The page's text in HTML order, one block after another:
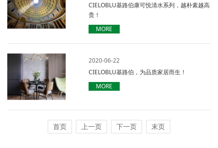
CIELOBLU基路伯康可悦清水系列，越朴素越高
贵！
MORE
2020-06-22
CIELOBLU基路伯，为品质家居而生！
MORE
首页 上一页 下一页 末页